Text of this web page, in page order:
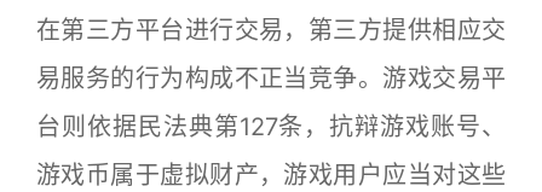
在第三方平台进行交易，第三方提供相应交
易服务的行为构成不正当竞争。游戏交易平
台则依据民法典第127条，抗辩游戏账号、
游戏币属于虚拟财产，游戏用户应当对这些